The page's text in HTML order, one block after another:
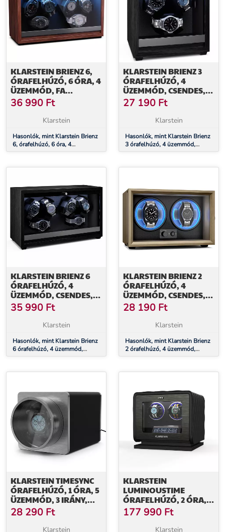
KLARSTEIN BRIENZ 6,
ÓRAFELHÚZÓ, 6 ÓRA, 4
ÜZEMMÓD, FA
MEGJELENÉS, KÉK
BELSŐ VILÁGÍTÁS
36 990 Ft
Klarstein
Hasonlók, mint Klarstein Brienz
6, órafelhúzó, 6 óra, 4
üzemmód, fa megjelenés, kék
KLARSTEIN BRIENZ 3
ÓRAFELHÚZÓ, 4
ÜZEMMÓD, CSENDES,
FA MEGJELENÉS,
RUGALMAS PÁRNA
27 190 Ft
Klarstein
Hasonlók, mint Klarstein Brienz
3 órafelhúzó, 4 üzemmód,
csendes, fa megjelenés,
KLARSTEIN BRIENZ 6
ÓRAFELHÚZÓ, 4
ÜZEMMÓD, CSENDES,
FA MEGJELENÉS,
RUGALMAS PÁRNA
35 990 Ft
Klarstein
Hasonlók, mint Klarstein Brienz
6 órafelhúzó, 4 üzemmód,
csendes, fa megjelenés,
KLARSTEIN BRIENZ 2
ÓRAFELHÚZÓ, 4
ÜZEMMÓD, CSENDES,
FA MEGJELENÉS,
RUGALMAS PÁRNA
28 190 Ft
Klarstein
Hasonlók, mint Klarstein Brienz
2 órafelhúzó, 4 üzemmód,
csendes, fa megjelenés,
KLARSTEIN TIMESYNC
ÓRAFELHÚZÓ, 1 ÓRA, 5
ÜZEMMÓD, 3 IRÁNY,
VEGÁN, UNIVERZÁLIS
MÉRET, CSENDES
28 290 Ft
Klarstein
KLARSTEIN
LUMINOUSTIME
ÓRAFELHÚZÓ, 2 ÓRA,
SOK BEÁLLÍTÁS, LED,
10 DB
177 990 Ft
Klarstein